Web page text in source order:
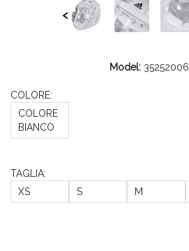
<
Model: 35252006
COLORE:
COLORE
BIANCO
TAGLIA:
XS
S M